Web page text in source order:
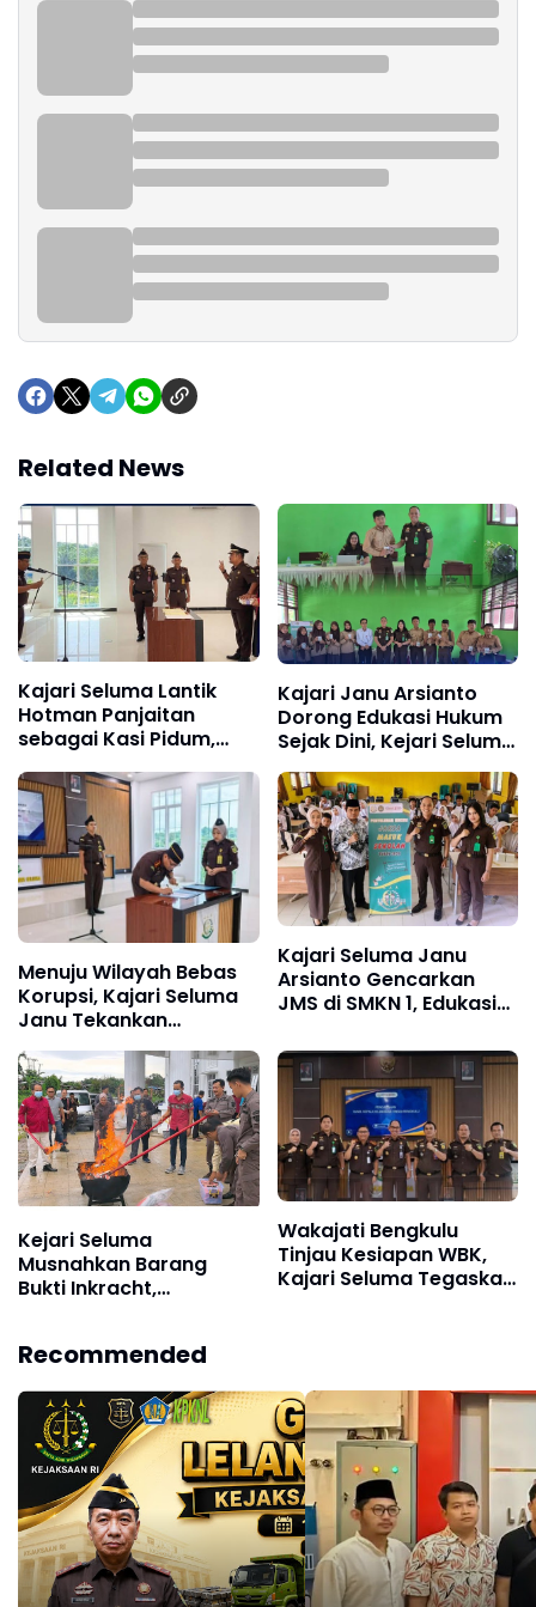
Related News
Kajari Seluma Lantik
Hotman Panjaitan
sebagai Kasi Pidum,
Profesionalisme
Kajari Janu Arsianto
Dorong Edukasi Hukum
Sejak Dini, Kejari Seluma
Gencarkan JMS
Menuju Wilayah Bebas
Korupsi, Kajari Seluma
Janu Tekankan
Kajari Seluma Janu
Arsianto Gencarkan
JMS di SMKN 1, Edukasi
Kejari Seluma
Musnahkan Barang
Bukti Inkracht,
Kepastian Hukum
Wakajati Bengkulu
Tinjau Kesiapan WBK,
Kajari Seluma Tegaskan
Recommended